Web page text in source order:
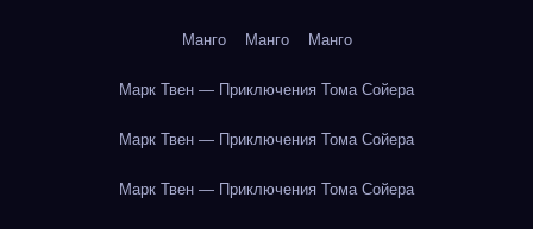
Манго Манго Манго
Марк Твен — Приключения Тома Сойера
Марк Твен — Приключения Тома Сойера
Марк Твен — Приключения Тома Сойера